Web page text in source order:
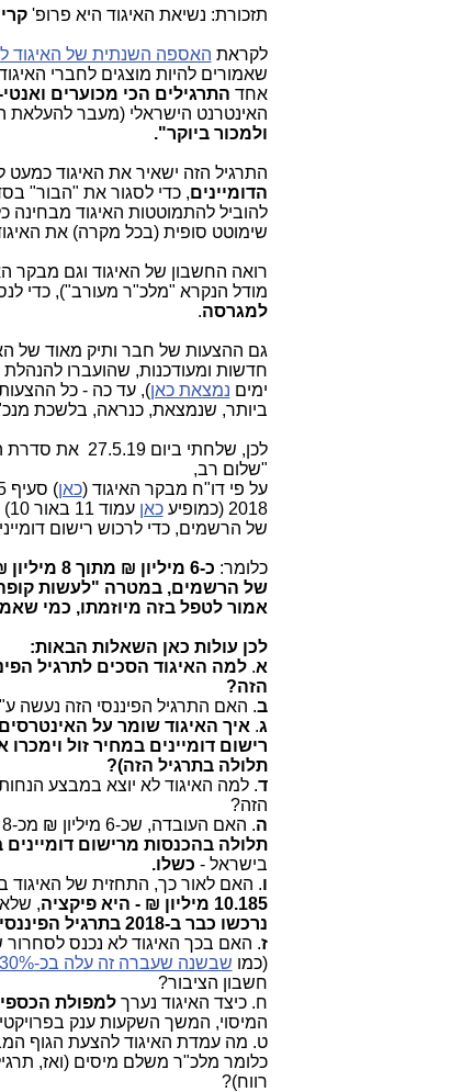
תזכורת: נשיאת האיגוד היא פרופ'
לקראת האספה השנתית של האיגוד לשנת 2019 שתיערך
שאמורים להיות מוצגים לחברי
אחד התרגילים הכי מכוערים
האינטרנט הישראלי (מעבר להעלאת
ולמכור ביוקר".
התרגיל הזה ישאיר את האיגוד כמעט ללא הכנסות
הדומיינים
להוביל להתמוטטות האיגוד
שימוטט סופית (בכל מקרה) את
רואה החשבון של האיגוד וגם מבקר
מודל הנקרא "מלכ"ר מעורב"), כדי
למגרסה.
גם ההצעות של חבר ותיק מאוד של
חדשות ומעודכנות, שהועברו להנהלת
ימים נמצאת כאן), עד כה - כל
ביותר, שנמצאת, כנראה, בלשכת
לכן, שלחתי ביום 27.5.19 את סדרת השאלות הדחופות הבאות לצמרת איגוד האינטרנט הישראלי:
"שלום רב,
על פי דו"ח מבקר האיגוד (כאן
2018 (כמופיע
כאן עמוד 11 באור 10) שהיו
של הרשמים, כדי לרכוש רישום
כלומר:
של הרשמים, במטרה "לעשות
אמור לטפל בזה מיוזמתו, כמי
לכן עולות כאן השאלות הבאות:
א.
הזה?
ב. האם התרגיל הפיננסי הזה נעשה
ג. איך האיגוד שומר על
רישום דומיינים במחיר זול
תלולה בתרגיל הזה)?
ד. למה האיגוד לא יוצא במבצע
הזה?
ה. האם העובדה, שכ-6 מיליון ₪ מכ-8 מיליון ₪ הכנסות מדומיינים ב-2018 הן תרגיל פיננסי, המשמעות היא,
תלולה בהכנסות מרישום דומיינים
בישראל - כשלו.
ו. האם לאור כך, התחזית של האיגוד
10.185 מיליון ₪ - היא פיקציה
, שלא
נרכשו כבר ב-2018 בתרגיל הפיננסי הנ"ל של הרשמים
ז. האם בכך האיגוד לא נכנס
(כמו שבשנה שעברה זה עלה בכ-30%
חשבון הציבור?
ח. כיצד האיגוד נערךלמפולת
המיסוי, המשך השקעות ענק
ט. מה עמדת האיגוד להצעת הגוף
רווח)?